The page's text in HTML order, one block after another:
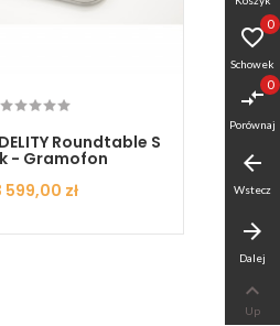
Roundtable S
- Gramofon
599,00 zł

Schowek
0
compare_arrows
Porównaj
0
arrow_back
Wstecz
arrow_forward
Dalej

Up